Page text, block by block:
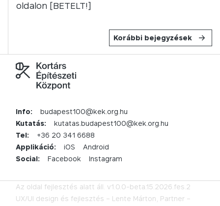
oldalon [BETELT!]
Korábbi bejegyzések
Info:
budapest100@kek.org.hu
Kutatás:
kutatas.budapest100@kek.org.hu
Tel:
+36 20 341 6688
Applikáció:
iOS
Android
Social:
Facebook Instagram
Az oldal fejlesztés alatt áll. v1.0.0-beta.15.2026.fes.2
UX/UI design és fejlesztés – Lente Márton, Partner –